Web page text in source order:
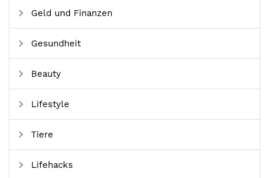
Geld und Finanzen
Gesundheit
Beauty
Lifestyle
Tiere
Lifehacks